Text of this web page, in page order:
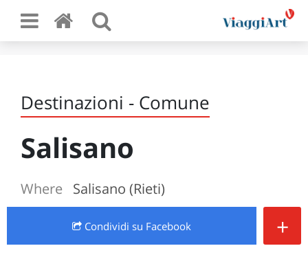
Destinazioni - Comune
Salisano
Where Salisano (Rieti)
Condividi su Facebook +